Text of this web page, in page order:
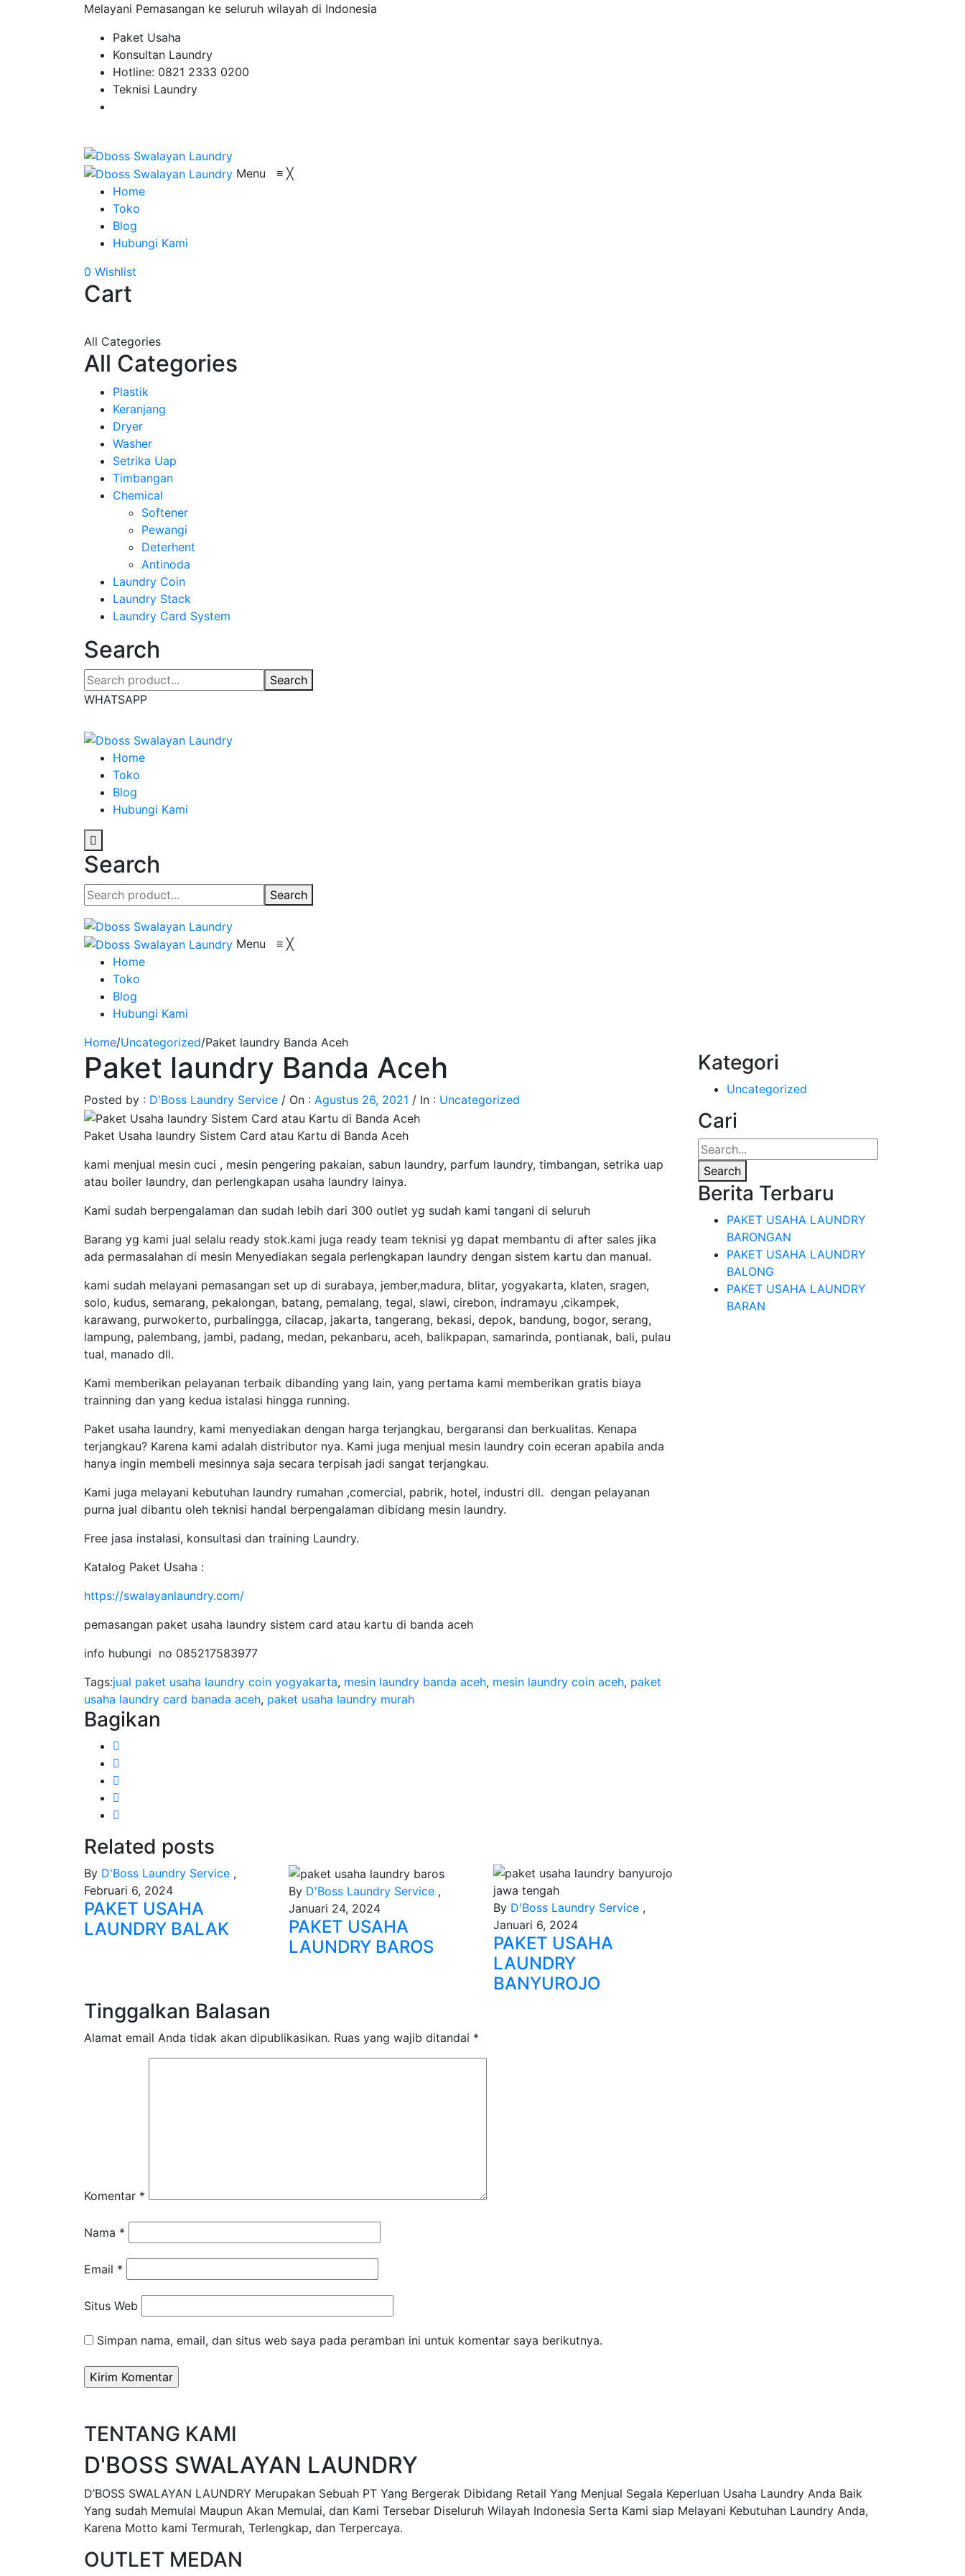
Melayani Pemasangan ke seluruh wilayah di Indonesia
Paket Usaha
Konsultan Laundry
Hotline: 0821 2333 0200
Teknisi Laundry
Menu ≡ ╳
Home
Toko
Blog
Hubungi Kami
0 Wishlist
Cart
All Categories
All Categories
Plastik
Keranjang
Dryer
Washer
Setrika Uap
Timbangan
Chemical
Softener
Pewangi
Deterhent
Antinoda
Laundry Coin
Laundry Stack
Laundry Card System
Search
Search
WHATSAPP
Home
Toko
Blog
Hubungi Kami
Search
Search
Menu ≡ ╳
Home
Toko
Blog
Hubungi Kami
Home/Uncategorized/Paket laundry Banda Aceh
Paket laundry Banda Aceh
Posted by : D'Boss Laundry Service / On : Agustus 26, 2021 / In : Uncategorized
Paket Usaha laundry Sistem Card atau Kartu di Banda Aceh
kami menjual mesin cuci , mesin pengering pakaian, sabun laundry, parfum laundry, timbangan, setrika uap
atau boiler laundry, dan perlengkapan usaha laundry lainya.
Kami sudah berpengalaman dan sudah lebih dari 300 outlet yg sudah kami tangani di seluruh
Barang yg kami jual selalu ready stok.kami juga ready team teknisi yg dapat membantu di after sales jika
ada permasalahan di mesin Menyediakan segala perlengkapan laundry dengan sistem kartu dan manual.
kami sudah melayani pemasangan set up di surabaya, jember,madura, blitar, yogyakarta, klaten, sragen,
solo, kudus, semarang, pekalongan, batang, pemalang, tegal, slawi, cirebon, indramayu ,cikampek,
karawang, purwokerto, purbalingga, cilacap, jakarta, tangerang, bekasi, depok, bandung, bogor, serang,
lampung, palembang, jambi, padang, medan, pekanbaru, aceh, balikpapan, samarinda, pontianak, bali, pulau
tual, manado dll.
Kami memberikan pelayanan terbaik dibanding yang lain, yang pertama kami memberikan gratis biaya
trainning dan yang kedua istalasi hingga running.
Paket usaha laundry, kami menyediakan dengan harga terjangkau, bergaransi dan berkualitas. Kenapa
terjangkau? Karena kami adalah distributor nya. Kami juga menjual mesin laundry coin eceran apabila anda
hanya ingin membeli mesinnya saja secara terpisah jadi sangat terjangkau.
Kami juga melayani kebutuhan laundry rumahan ,comercial, pabrik, hotel, industri dll. dengan pelayanan
purna jual dibantu oleh teknisi handal berpengalaman dibidang mesin laundry.
Free jasa instalasi, konsultasi dan training Laundry.
Katalog Paket Usaha :
https://swalayanlaundry.com/
pemasangan paket usaha laundry sistem card atau kartu di banda aceh
info hubungi no 085217583977
Tags:jual paket usaha laundry coin yogyakarta, mesin laundry banda aceh, mesin laundry coin aceh, paket
usaha laundry card banada aceh, paket usaha laundry murah
Bagikan
Related posts
By D'Boss Laundry Service ,
Februari 6, 2024
PAKET USAHA
LAUNDRY BALAK
By D'Boss Laundry Service ,
Januari 24, 2024
PAKET USAHA
LAUNDRY BAROS
By D'Boss Laundry Service ,
Januari 6, 2024
PAKET USAHA
LAUNDRY
BANYUROJO
Tinggalkan Balasan
Alamat email Anda tidak akan dipublikasikan. Ruas yang wajib ditandai *
Komentar *
Nama *
Email *
Situs Web
Simpan nama, email, dan situs web saya pada peramban ini untuk komentar saya berikutnya.
Kategori
Uncategorized
Cari
Search
Berita Terbaru
PAKET USAHA LAUNDRY
BARONGAN
PAKET USAHA LAUNDRY
BALONG
PAKET USAHA LAUNDRY
BARAN
TENTANG KAMI
D'BOSS SWALAYAN LAUNDRY
D’BOSS SWALAYAN LAUNDRY Merupakan Sebuah PT Yang Bergerak Dibidang Retail Yang Menjual Segala Keperluan Usaha Laundry Anda Baik
Yang sudah Memulai Maupun Akan Memulai, dan Kami Tersebar Diseluruh Wilayah Indonesia Serta Kami siap Melayani Kebutuhan Laundry Anda,
Karena Motto kami Termurah, Terlengkap, dan Terpercaya.
OUTLET MEDAN